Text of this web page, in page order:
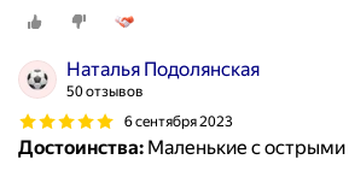
Наталья Подолянская
50 отзывов
6 сентября 2023
Достоинства: Маленькие с